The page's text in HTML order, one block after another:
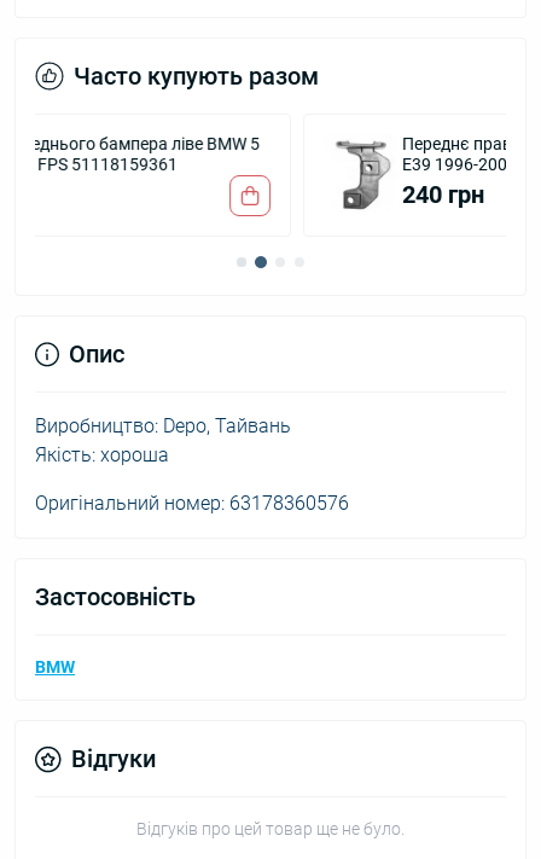
Часто купують разом
Переднє праве кріплення бампера BMW 5
E39 1996-2003 FPS 51118159362
Опис
Виробництво: Depo, Тайвань
Якість: хороша
Оригінальний номер: 63178360576
Застосовність
BMW
Відгуки
Відгуків про цей товар ще не було.